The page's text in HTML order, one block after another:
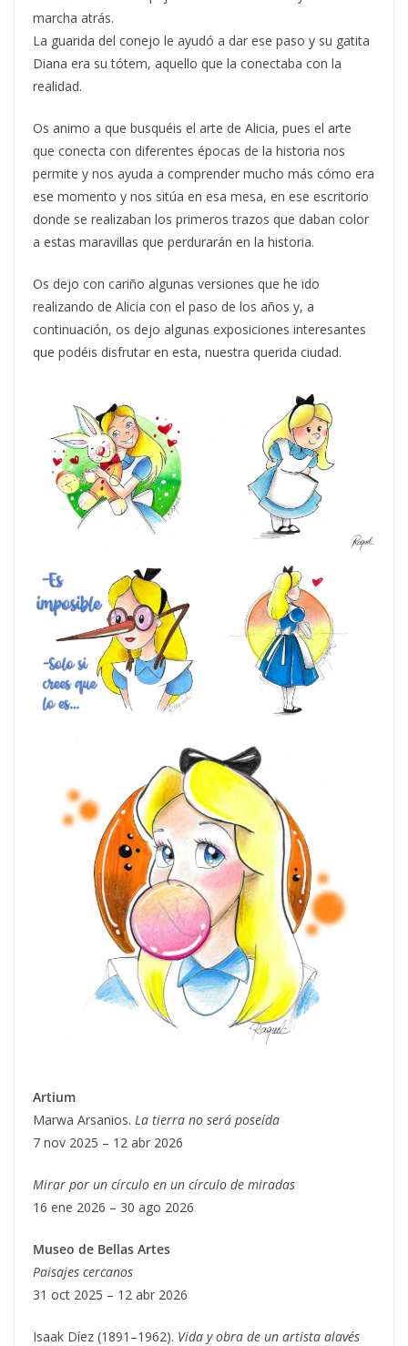
marcha atrás.
La guarida del conejo le ayudó a dar ese paso y su gatita
Diana era su tótem, aquello que la conectaba con la
realidad.
Os animo a que busquéis el arte de Alicia, pues el arte
que conecta con diferentes épocas de la historia nos
permite y nos ayuda a comprender mucho más cómo era
ese momento y nos sitúa en esa mesa, en ese escritorio
donde se realizaban los primeros trazos que daban color
a estas maravillas que perdurarán en la historia.
Os dejo con cariño algunas versiones que he ido
realizando de Alicia con el paso de los años y, a
continuación, os dejo algunas exposiciones interesantes
que podéis disfrutar en esta, nuestra querida ciudad.
Artium
Marwa Arsanios. La tierra no será poseída
7 nov 2025 – 12 abr 2026
Mirar por un círculo en un círculo de miradas
16 ene 2026 – 30 ago 2026
Museo de Bellas Artes
Paisajes cercanos
31 oct 2025 – 12 abr 2026
Isaak Díez (1891–1962). Vida y obra de un artista alavés